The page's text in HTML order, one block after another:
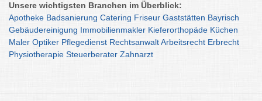
Unsere wichtigsten Branchen im Überblick:
Apotheke Badsanierung Catering Friseur Gaststätten Bayrisch
Gebäudereinigung Immobilienmakler Kieferorthopäde Küchen
Maler Optiker Pflegedienst RechtsanwaltArbeitsrecht Erbrecht
Physiotherapie Steuerberater Zahnarzt